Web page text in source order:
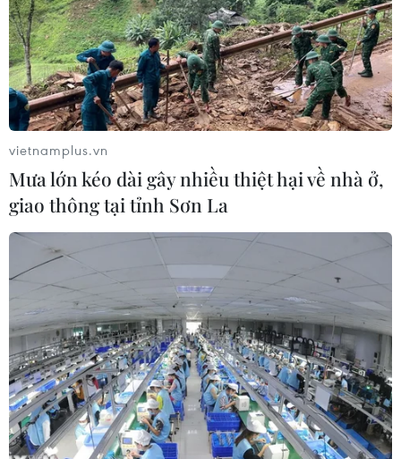
vietnamplus.vn
Mưa lớn kéo dài gây nhiều thiệt hại về nhà ở,
giao thông tại tỉnh Sơn La